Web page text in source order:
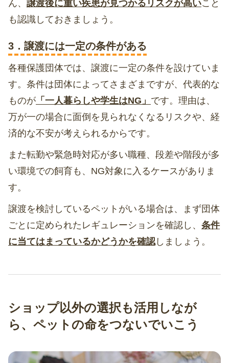
ん、 譲渡後に重い疾患が見つかるリスクが高いこと
も認識しておきましょう。
3．譲渡には一定の条件がある
各種保護団体では、譲渡に一定の条件を設けていま
す。条件は団体によってさまざまですが、代表的な
ものが 「一人暮らしや学生はNG」 です。理由は、
万が一の場合に面倒を見られなくなるリスクや、経
済的な不安が考えられるからです。
また転勤や緊急時対応が多い職種、段差や階段が多
い環境での飼育も、NG対象に入るケースがありま
す。
譲渡を検討しているペットがいる場合は、まず団体
ごとに定められたレギュレーションを確認し、 条件
に当てはまっているかどうかを確認しましょう。
ショップ以外の選択も活用しなが
ら、ペットの命をつないでいこう